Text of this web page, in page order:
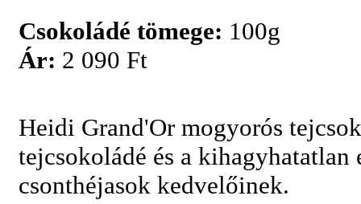
Csokoládé tömege: 100g
Ár: 2 090 Ft
Heidi Grand'Or mogyorós
tejcsokoládé és a
csonthéjasok kedvelőinek.